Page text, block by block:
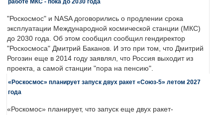
работе МКС - пока до 2030 года
"Роскосмос" и NASA договорились о продлении срока
эксплуатации Международной космической станции (МКС)
до 2030 года. Об этом сообщил сообщил гендиректор
"Роскосмоса" Дмитрий Баканов. И это при том, что Дмитрий
Рогозин еще в 2014 году заявлял, что Россия выходит из
проекта, а самой станции "пора на пенсию".
«Роскосмос» планирует запуск двух ракет «Союз-5» летом 2027
года
«Роскомос» планирует, что запуск еще двух ракет-